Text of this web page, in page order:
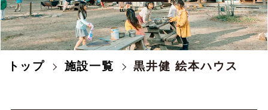
モデルコース 清里紹介
トップ 施設一覧 黒井健 絵本ハウス